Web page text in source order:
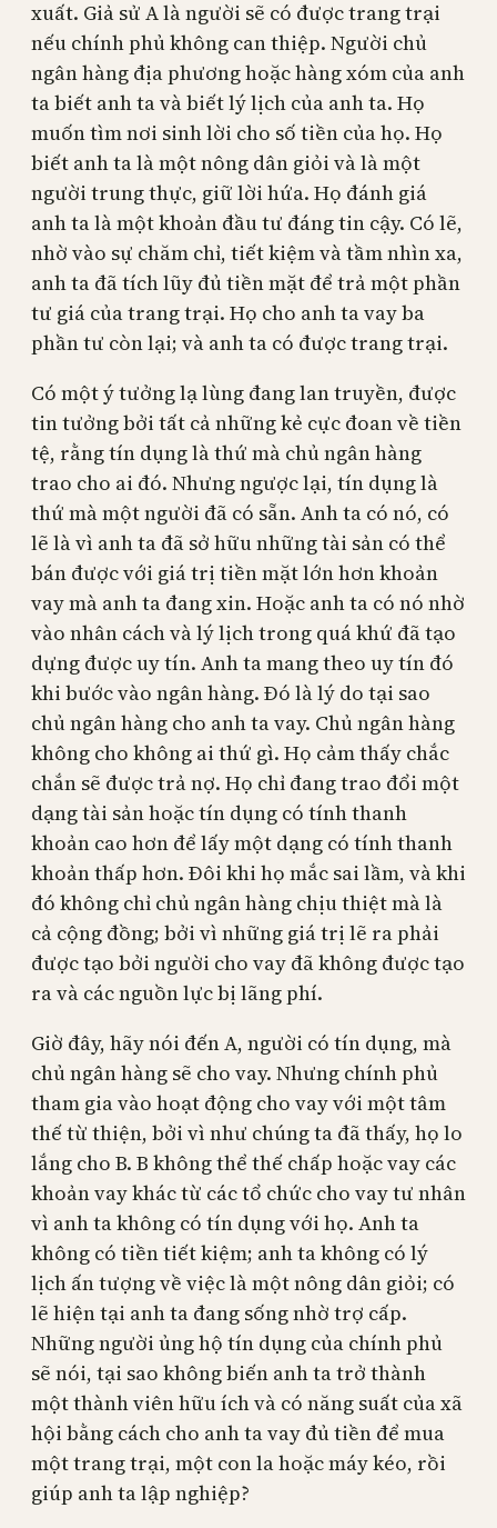
xuất. Giả sử A là người sẽ có được trang trại
nếu chính phủ không can thiệp. Người chủ
ngân hàng địa phương hoặc hàng xóm của anh
ta biết anh ta và biết lý lịch của anh ta. Họ
muốn tìm nơi sinh lời cho số tiền của họ. Họ
biết anh ta là một nông dân giỏi và là một
người trung thực, giữ lời hứa. Họ đánh giá
anh ta là một khoản đầu tư đáng tin cậy. Có lẽ,
nhờ vào sự chăm chỉ, tiết kiệm và tầm nhìn xa,
anh ta đã tích lũy đủ tiền mặt để trả một phần
tư giá của trang trại. Họ cho anh ta vay ba
phần tư còn lại; và anh ta có được trang trại.
Có một ý tưởng lạ lùng đang lan truyền, được
tin tưởng bởi tất cả những kẻ cực đoan về tiền
tệ, rằng tín dụng là thứ mà chủ ngân hàng
trao cho ai đó. Nhưng ngược lại, tín dụng là
thứ mà một người đã có sẵn. Anh ta có nó, có
lẽ là vì anh ta đã sở hữu những tài sản có thể
bán được với giá trị tiền mặt lớn hơn khoản
vay mà anh ta đang xin. Hoặc anh ta có nó nhờ
vào nhân cách và lý lịch trong quá khứ đã tạo
dựng được uy tín. Anh ta mang theo uy tín đó
khi bước vào ngân hàng. Đó là lý do tại sao
chủ ngân hàng cho anh ta vay. Chủ ngân hàng
không cho không ai thứ gì. Họ cảm thấy chắc
chắn sẽ được trả nợ. Họ chỉ đang trao đổi một
dạng tài sản hoặc tín dụng có tính thanh
khoản cao hơn để lấy một dạng có tính thanh
khoản thấp hơn. Đôi khi họ mắc sai lầm, và khi
đó không chỉ chủ ngân hàng chịu thiệt mà là
cả cộng đồng; bởi vì những giá trị lẽ ra phải
được tạo bởi người cho vay đã không được tạo
ra và các nguồn lực bị lãng phí.
Giờ đây, hãy nói đến A, người có tín dụng, mà
chủ ngân hàng sẽ cho vay. Nhưng chính phủ
tham gia vào hoạt động cho vay với một tâm
thế từ thiện, bởi vì như chúng ta đã thấy, họ lo
lắng cho B. B không thể thế chấp hoặc vay các
khoản vay khác từ các tổ chức cho vay tư nhân
vì anh ta không có tín dụng với họ. Anh ta
không có tiền tiết kiệm; anh ta không có lý
lịch ấn tượng về việc là một nông dân giỏi; có
lẽ hiện tại anh ta đang sống nhờ trợ cấp.
Những người ủng hộ tín dụng của chính phủ
sẽ nói, tại sao không biến anh ta trở thành
một thành viên hữu ích và có năng suất của xã
hội bằng cách cho anh ta vay đủ tiền để mua
một trang trại, một con la hoặc máy kéo, rồi
giúp anh ta lập nghiệp?